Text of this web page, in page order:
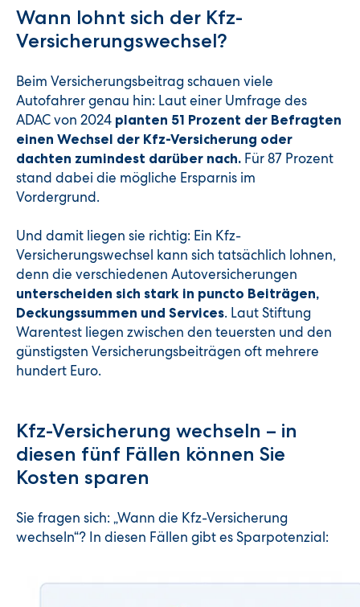
Wann lohnt sich der Kfz-
Versicherungswechsel?
Beim Versicherungsbeitrag schauen viele
Autofahrer genau hin: Laut einer Umfrage des
ADAC von 2024 planten 51 Prozent der Befragten
einen Wechsel der Kfz-Versicherung oder
dachten zumindest darüber nach. Für 87 Prozent
stand dabei die mögliche Ersparnis im
Vordergrund.
Und damit liegen sie richtig: Ein Kfz-
Versicherungswechsel kann sich tatsächlich lohnen,
denn die verschiedenen Autoversicherungen
unterscheiden sich stark in puncto Beiträgen,
Deckungssummen und Services. Laut Stiftung
Warentest liegen zwischen den teuersten und den
günstigsten Versicherungsbeiträgen oft mehrere
hundert Euro.
Kfz-Versicherung wechseln – in
diesen fünf Fällen können Sie
Kosten sparen
Sie fragen sich: „Wann die Kfz-Versicherung
wechseln“? In diesen Fällen gibt es Sparpotenzial: